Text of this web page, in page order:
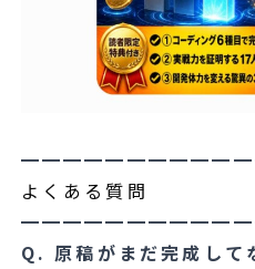
よくある質問
Q. 原稿がまだ完成して